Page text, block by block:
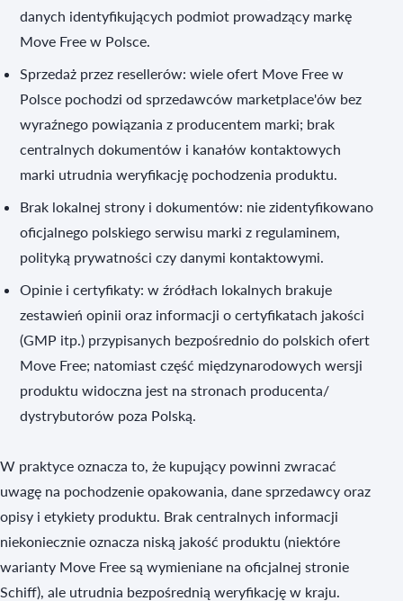
danych identyfikujących podmiot prowadzący markę
Move Free w Polsce.
Sprzedaż przez resellerów: wiele ofert Move Free w
Polsce pochodzi od sprzedawców marketplace'ów bez
wyraźnego powiązania z producentem marki; brak
centralnych dokumentów i kanałów kontaktowych
marki utrudnia weryfikację pochodzenia produktu.
Brak lokalnej strony i dokumentów: nie zidentyfikowano
oficjalnego polskiego serwisu marki z regulaminem,
polityką prywatności czy danymi kontaktowymi.
Opinie i certyfikaty: w źródłach lokalnych brakuje
zestawień opinii oraz informacji o certyfikatach jakości
(GMP itp.) przypisanych bezpośrednio do polskich ofert
Move Free; natomiast część międzynarodowych wersji
produktu widoczna jest na stronach producenta/
dystrybutorów poza Polską.
W praktyce oznacza to, że kupujący powinni zwracać
uwagę na pochodzenie opakowania, dane sprzedawcy oraz
opisy i etykiety produktu. Brak centralnych informacji
niekoniecznie oznacza niską jakość produktu (niektóre
warianty Move Free są wymieniane na oficjalnej stronie
Schiff), ale utrudnia bezpośrednią weryfikację w kraju.